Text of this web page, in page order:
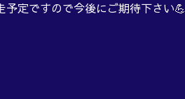
予定ですので今後にご期待下さい💪